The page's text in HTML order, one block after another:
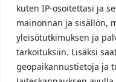
kuten IP-osoitettasi ja
mainonnan ja sisällön,
yleisötutkimuksen ja
tarkoituksiin. Lisäksi
geopaikannustietoja ja
Aukioloajat
Talvikauden
Ma-Pe 10-18